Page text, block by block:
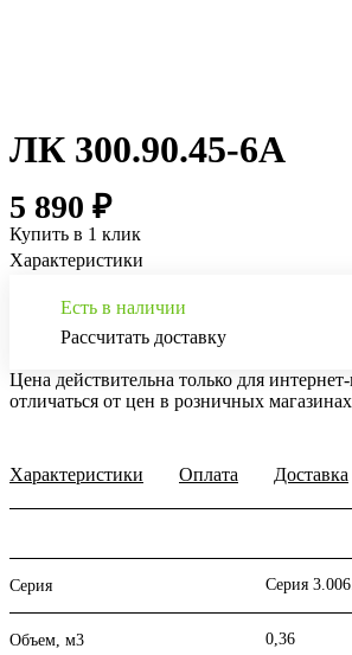
ЛК 300.90.45-6A
5 890 ₽
Купить в 1 клик
Характеристики
Есть в наличии
Рассчитать доставку
Цена действительна только для
отличаться от цен в розничных магазинах
Характеристики Оплата Доставка
Серия Серия
Объем, м3 0,36